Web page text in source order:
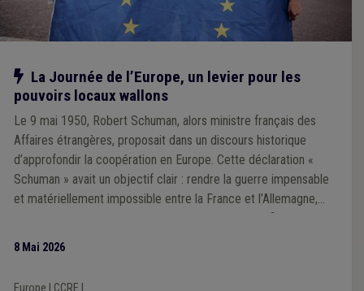
Notre action
La Journée de l’Europe, un levier pour les
pouvoirs locaux wallons
Le 9 mai 1950, Robert Schuman, alors ministre français des
Affaires étrangères, proposait dans un discours historique
d’approfondir la coopération en Europe. Cette déclaration «
Schuman » avait un objectif clair : rendre la guerre impensable
et matériellement impossible entre la France et l’Allemagne,
8 Mai 2026